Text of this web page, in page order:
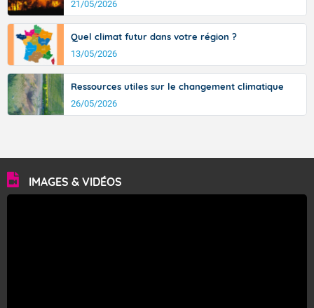
21/05/2026
Quel climat futur dans votre région ?
13/05/2026
Ressources utiles sur le changement climatique
26/05/2026
IMAGES & VIDÉOS